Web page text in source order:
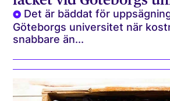
Det är bäddat för
Göteborgs universitet när
snabbare än...